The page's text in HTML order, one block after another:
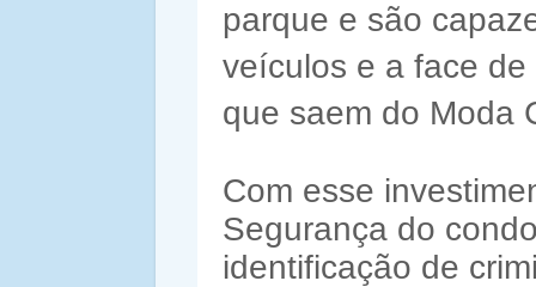
parque e são
veículos e a face
que saem do Moda
Com esse
Segurança do
identificação de